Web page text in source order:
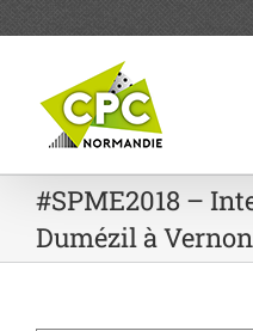
#SPME2018 –
Dumézil à Vernon